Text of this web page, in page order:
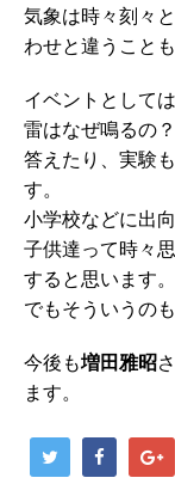
気象は時々刻々
わせと違うこと
イベントとしては
雷はなぜ鳴るの
答えたり、実験
す。
小学校などに出
子供達って時々
すると思います。
でもそういうの
今後も増田雅昭
ます。